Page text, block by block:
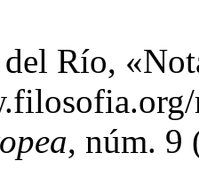
Río,
, núm. 9